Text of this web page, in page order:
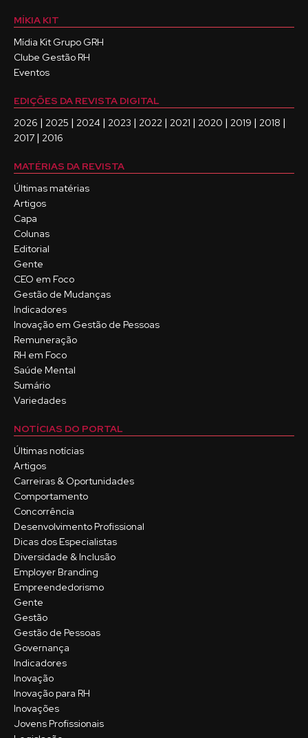
MÍKIA KIT
Mídia Kit Grupo GRH
Clube Gestão RH
Eventos
EDIÇÕES DA REVISTA DIGITAL
2026 | 2025 | 2024 | 2023 | 2022 | 2021 | 2020 | 2019 | 2018 |
2017 | 2016
MATÉRIAS DA REVISTA
Últimas matérias
Artigos
Capa
Colunas
Editorial
Gente
CEO em Foco
Gestão de Mudanças
Indicadores
Inovação em Gestão de Pessoas
Remuneração
RH em Foco
Saúde Mental
Sumário
Variedades
NOTÍCIAS DO PORTAL
Últimas notícias
Artigos
Carreiras & Oportunidades
Comportamento
Concorrência
Desenvolvimento Profissional
Dicas dos Especialistas
Diversidade & Inclusão
Employer Branding
Empreendedorismo
Gente
Gestão
Gestão de Pessoas
Governança
Indicadores
Inovação
Inovação para RH
Inovações
Jovens Profissionais